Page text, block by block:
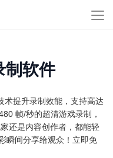
制软件
术提升录制效能，支持高达
帧/秒的超清游戏录制，
还是内容创作者，都能轻
瞬间分享给观众！立即免